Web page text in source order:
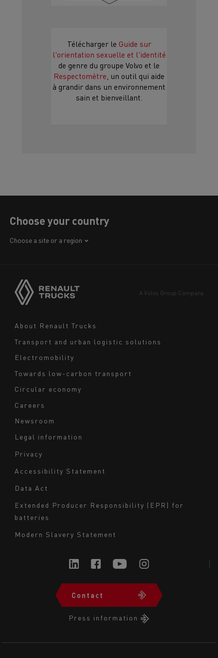
Télécharger le Guide sur
l'orientation sexuelle et l'identité
de genre du groupe Volvo et le
Respectomètre , un outil qui aide
à grandir dans un environnement
sain et bienveillant.
Choose your country
Choose a site or a region
Navigation
About Renault Trucks
Transport and urban logistic solutions
Electromobility
Towards low-carbon transport
Circular economy
Careers
Newsroom
A Volvo Group Company
bas
de
page
-
Milieu
Legal information
Privacy
Accessibility Statement
Data Act
Extended Producer Responsibility (EPR) for
batteries
Modern Slavery Statement
Navigation
de
Contact
Press information